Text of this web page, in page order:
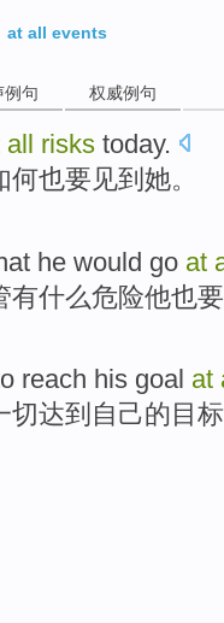
at all events
例句 权威例句
all risks today.
何也要 见到 她。
he would go at
有什么危险他也要
reach his goal at
切达到 自己的 目标